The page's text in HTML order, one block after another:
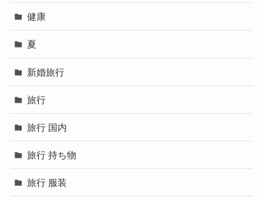
健康
夏
新婚旅行
旅行
旅行 国内
旅行 持ち物
旅行 服装